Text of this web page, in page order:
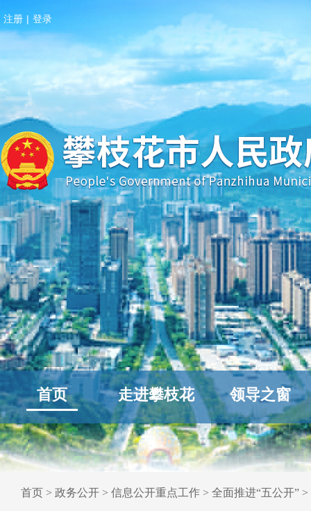
注册 | 登录
首页 走进攀枝花 领导之窗
首页 > 政务公开 > 信息公开重点工作 > 全面推进“五公开” >